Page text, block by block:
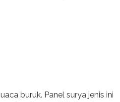
buruk. Panel surya jenis ini